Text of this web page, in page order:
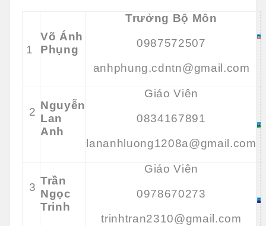
1
Võ Ánh
Phụng
Trưởng Bộ Môn
0987572507
anhphung.cdntn@gmail.com
2
Nguyễn
Lan
Anh
Giáo Viên
0834167891
lananhluong1208a@gmail.com
3
Trần
Ngọc
Trinh
Giáo Viên
0978670273
trinhtran2310@gmail.com